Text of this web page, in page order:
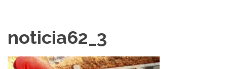
noticia62_3